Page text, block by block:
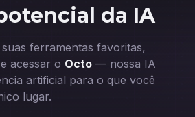
da IA
ferramentas favoritas,
acessar o Octo — nossa IA
artificial para o que você
lugar.